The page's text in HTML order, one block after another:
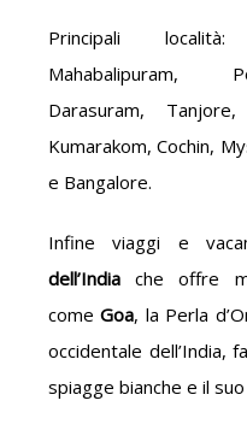
Principali località:
Mahabalipuram,
Darasuram,
Kumarakom, Cochin,
e Bangalore.
Infine viaggi e
dell’India che offre
comeGoa, la Perla
occidentale dell’India,
spiagge bianche e il